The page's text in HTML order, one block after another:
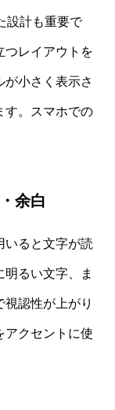
設計も重要で
つレイアウトを
小さく表示さ
す。スマホでの
余白
いると文字が読
るい文字、ま
認性が上がり
アクセントに使